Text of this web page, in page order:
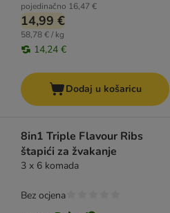
pojedinačno 16,47 €
14,99 €
58,78 € / kg
14,24 €
Dodaj u košaricu
8in1 Triple Flavour Ribs
štapići za žvakanje
3 x 6 komada
Bez ocjena